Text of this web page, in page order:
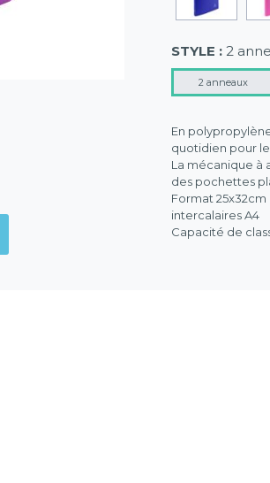
STYLE : 2
2 anneaux
En
quotidien pour
La mécanique à
des pochettes
Format
intercalaires A4
Capacité de